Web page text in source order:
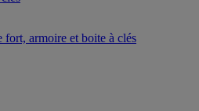
fort, armoire et boite à clés